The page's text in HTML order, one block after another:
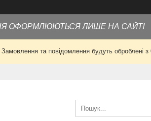
ОФОРМЛЮЮТЬСЯ ЛИШЕ НА САЙТІ
та повідомлення будуть оброблені